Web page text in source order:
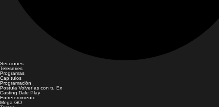
Secciones
Teleseries
Programas
Capítulos
Programación
Postula Volverías con tu Ex
Casting Dale Play
Entretenimiento
Mega GO